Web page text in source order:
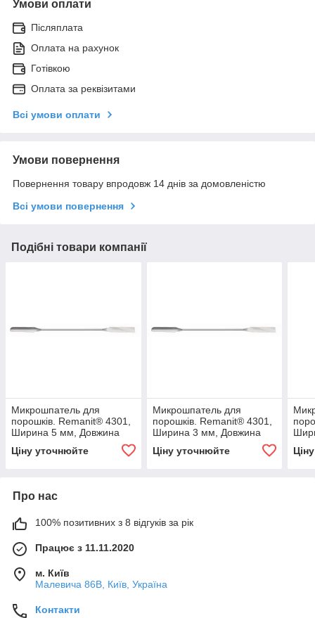
Умови оплати
Післяплата
Оплата на рахунок
Готівкою
Оплата за реквізитами
Всі умови оплати
Умови повернення
Повернення товару впродовж 14 днів за домовленістю
Всі умови повернення
Подібні товари компанії
Микрошпатель для
порошків. Remanit® 4301,
Ширина 5 мм, Довжина
150 мм, RSG, (6231957)
Ціну уточнюйте
Микрошпатель для
порошків. Remanit® 4301,
Ширина 3 мм, Довжина
150 мм, RSG, (6239195)
Ціну уточнюйте
Про нас
100% позитивних з 8 відгуків за рік
Працює з 11.11.2020
м. Київ
Малевича 86В, Київ, Україна
Контакти